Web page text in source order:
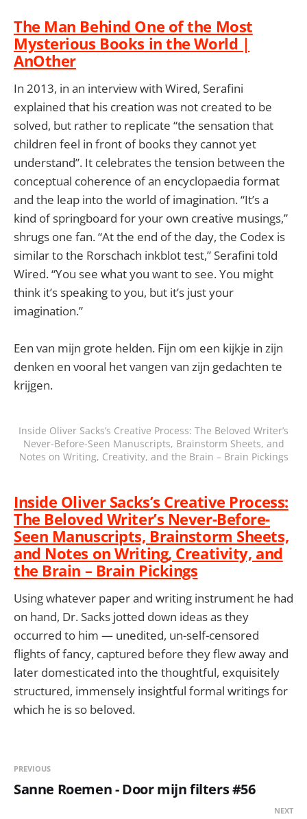
The Man Behind One of the Most
Mysterious Books in the World |
AnOther
In 2013, in an interview with Wired, Serafini
explained that his creation was not created to be
solved, but rather to replicate “the sensation that
children feel in front of books they cannot yet
understand”. It celebrates the tension between the
conceptual coherence of an encyclopaedia format
and the leap into the world of imagination. “It’s a
kind of springboard for your own creative musings,”
shrugs one fan. “At the end of the day, the Codex is
similar to the Rorschach inkblot test,” Serafini told
Wired. “You see what you want to see. You might
think it’s speaking to you, but it’s just your
imagination.”
Een van mijn grote helden. Fijn om een kijkje in zijn
denken en vooral het vangen van zijn gedachten te
krijgen.
Inside Oliver Sacks’s Creative Process: The Beloved Writer’s
Never-Before-Seen Manuscripts, Brainstorm Sheets, and
Notes on Writing, Creativity, and the Brain – Brain Pickings
Inside Oliver Sacks’s Creative Process:
The Beloved Writer’s Never-Before-
Seen Manuscripts, Brainstorm Sheets,
and Notes on Writing, Creativity, and
the Brain – Brain Pickings
Using whatever paper and writing instrument he had
on hand, Dr. Sacks jotted down ideas as they
occurred to him — unedited, un-self-censored
flights of fancy, captured before they flew away and
later domesticated into the thoughtful, exquisitely
structured, immensely insightful formal writings for
which he is so beloved.
PREVIOUS
Sanne Roemen - Door mijn filters #56
NEXT